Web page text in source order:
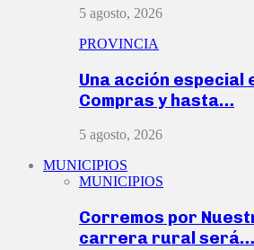
5 agosto, 2026
PROVINCIA
Una acción especial
Compras y hasta…
5 agosto, 2026
MUNICIPIOS
MUNICIPIOS
Corremos por
carrera rural será…